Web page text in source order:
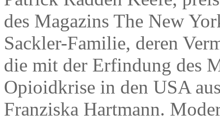
des Magazins The New
Sackler-Familie, deren
die mit der Erfindung des
Opioidkrise in den USA
Franziska Hartmann.